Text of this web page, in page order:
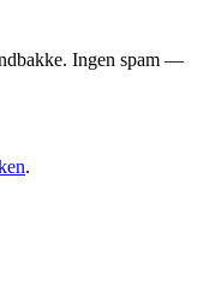
Ingen spam —
.